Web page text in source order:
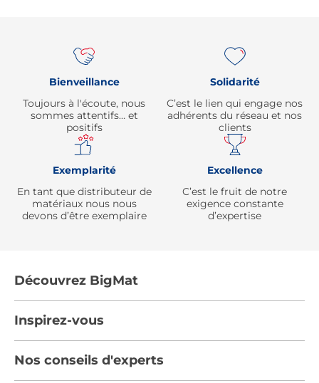
Bienveillance
Toujours à l'écoute, nous
sommes attentifs… et
positifs
Solidarité
C’est le lien qui engage nos
adhérents du réseau et nos
clients
Exemplarité
En tant que distributeur de
matériaux nous nous
devons d’être exemplaire
Excellence
C’est le fruit de notre
exigence constante
d’expertise
Découvrez BigMat
Devenez adhérent
Inspirez-vous
Nos conseils d'experts